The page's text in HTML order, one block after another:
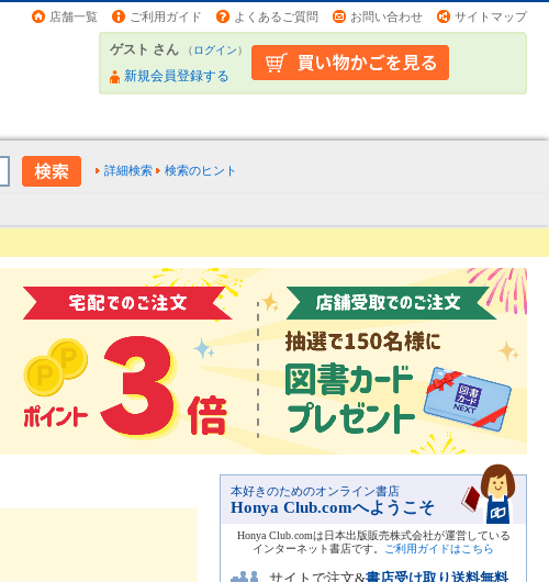
店舗一覧 ご利用ガイド よくあるご質問 お問い合わせ サイトマップ
ゲスト さん （ログイン）
新規会員登録する
詳細検索 検索のヒント
本好きのためのオンライン書店
Honya Club.comへようこそ
Honya Club.comは日本出版販売株式会社が運営している
インターネット書店です。
ご利用ガイドはこちら
サイトで注文&書店受け取り送料無料